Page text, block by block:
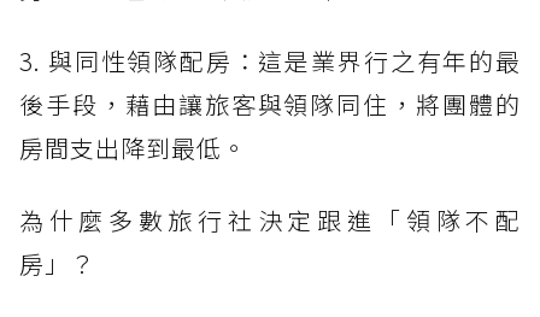
3. 與同性領隊配房：這是業界行之有年的最
後手段，藉由讓旅客與領隊同住，將團體的
房間支出降到最低。
為什麼多數旅行社決定跟進「領隊不配
房」？